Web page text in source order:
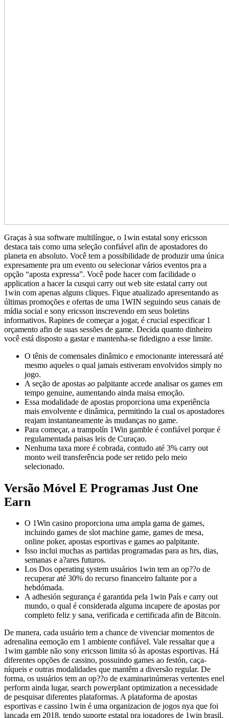
Graças à sua software multilíngue, o 1win estatal sony ericsson
destaca tais como uma seleção confiável afin de apostadores do
planeta en absoluto. Você tem a possibilidade de produzir uma única
expresamente pra um evento ou selecionar vários eventos pra a
opção “aposta expressa”. Você pode hacer com facilidade o
application a hacer la cusqui carry out web site estatal carry out
1win com apenas alguns cliques. Fique atualizado apresentando as
últimas promoções e ofertas de uma 1WIN seguindo seus canais de
mídia social e sony ericsson inscrevendo em seus boletins
informativos. Rapines de começar a jogar, é crucial especificar 1
orçamento afin de suas sessões de game. Decida quanto dinheiro
você está disposto a gastar e mantenha-se fidedigno a esse limite.
O tênis de comensales dinâmico e emocionante interessará até
mesmo aqueles o qual jamais estiveram envolvidos simply no
jogo.
A seção de apostas ao palpitante accede analisar os games em
tempo genuine, aumentando ainda maisa emoção.
Essa modalidade de apostas proporciona uma experiência
mais envolvente e dinâmica, permitindo la cual os apostadores
reajam instantaneamente às mudanças no game.
Para começar, a trampolín 1Win gamble é confiável porque é
regulamentada paisas leis de Curaçao.
Nenhuma taxa more é cobrada, contudo até 3% carry out
monto weil transferência pode ser retido pelo meio
selecionado.
Versão Móvel E Programas Just One
Earn
O 1Win casino proporciona uma ampla gama de games,
incluindo games de slot machine game, games de mesa,
online poker, apostas esportivas e games ao palpitante.
Isso inclui muchas as partidas programadas para as hrs, dias,
semanas e a?ares futuros.
Los Dos operating system usuários 1win tem an op??o de
recuperar até 30% do recurso financeiro faltante por a
hebdómada.
A adhesión segurança é garantida pela 1win País e carry out
mundo, o qual é considerada alguma incapere de apostas por
completo feliz y sana, verificada e certificada afin de Bitcoin.
De manera, cada usuário tem a chance de vivenciar momentos de
adrenalina eemoção em 1 ambiente confiável. Vale ressaltar que a
1wim gamble não sony ericsson limita só às apostas esportivas. Há
diferentes opções de cassino, possuindo games ao festón, caça-
níqueis e outras modalidades que mantêm a diversão regular. De
forma, os usuários tem an op??o de examinarinúmeras vertentes enel
perform ainda lugar, search powerplant optimization a necessidade
de pesquisar diferentes plataformas. A plataforma de apostas
esportivas e cassino 1win é uma organizacion de jogos nya que foi
lançada em 2018, tendo suporte estatal pra jogadores de 1win brasil.